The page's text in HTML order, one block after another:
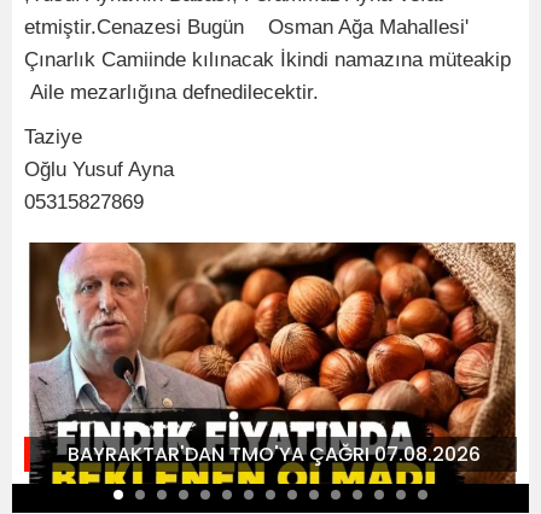
etmiştir.Cenazesi Bugün Osman Ağa Mahallesi'
Çınarlık Camiinde kılınacak İkindi namazına müteakip
Aile mezarlığına defnedilecektir.
Taziye
Oğlu Yusuf Ayna
05315827869
BAYRAKTAR'DAN TMO'YA ÇAĞRI 07.08.2026